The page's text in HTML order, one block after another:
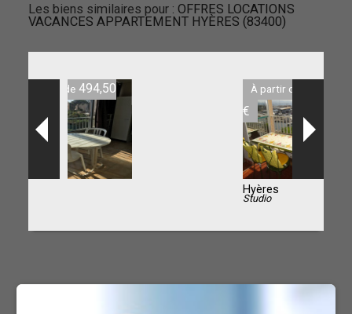
Les biens similaires pour : OFFRES LOCATIONS
VACANCES APPARTEMENT HYÈRES (83400)